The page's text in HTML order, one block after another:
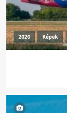
2026 Képek